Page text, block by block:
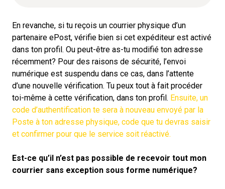
En revanche, si tu reçois un courrier physique d’un
partenaire ePost, vérifie bien si cet expéditeur est activé
dans ton profil. Ou peut-être as-tu modifié ton adresse
récemment? Pour des raisons de sécurité, l’envoi
numérique est suspendu dans ce cas, dans l’attente
d’une nouvelle vérification. Tu peux tout à fait procéder
toi-même à cette vérification, dans ton profil. Ensuite, un
code d’authentification te sera à nouveau envoyé par la
Poste à ton adresse physique, code que tu devras saisir
et confirmer pour que le service soit réactivé.
Est-ce qu’il n’est pas possible de recevoir tout mon
courrier sans exception sous forme numérique?